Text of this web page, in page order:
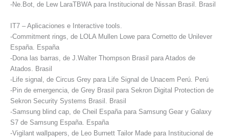
-Ne.Bot, de Lew LaraTBWA para Institucional de Nissan Brasil. Brasil
IT7 – Aplicaciones e Interactive tools.
-Commitment rings, de LOLA Mullen Lowe para Cornetto de Unilever
España. España
-Dona las barras, de J.Walter Thompson Brasil para Atados de
Atados. Brasil
-Life signal, de Circus Grey para Life Signal de Unacem Perú. Perú
-Pin de emergencia, de Grey Brasil para Sekron Digital Protection de
Sekron Security Systems Brasil. Brasil
-Samsung blind cap, de Cheil España para Samsung Gear y Galaxy
S7 de Samsung España. España
-Vigilant wallpapers, de Leo Burnett Tailor Made para Institucional de